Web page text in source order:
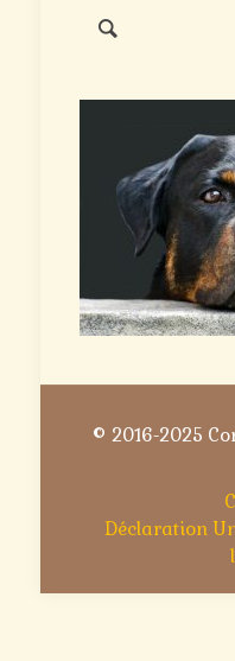
© 2016-2025
Déclaration